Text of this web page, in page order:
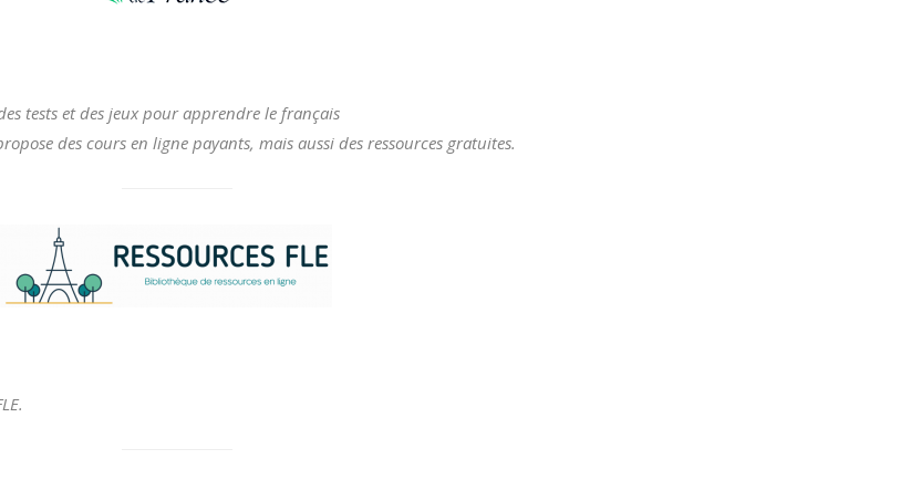
tests et des jeux pour apprendre le français
des cours en ligne payants, mais aussi des ressources gratuites.